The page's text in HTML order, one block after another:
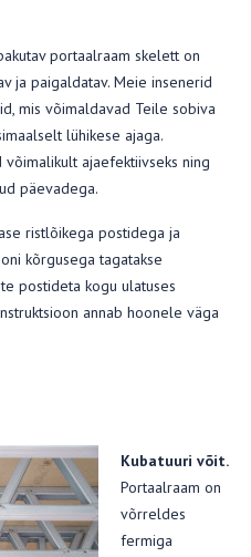
portaalraam skelett on
ja paigaldatav. Meie insenerid
mis võimaldavad Teile sobiva
lühikese ajaga.
ajaefektiivseks ning
päevadega.
ristlõikega postidega ja
kõrgusega tagatakse
postideta kogu ulatuses
annab hoonele väga
Kubatuuri võit.
Portaalraam on
võrreldes
fermiga